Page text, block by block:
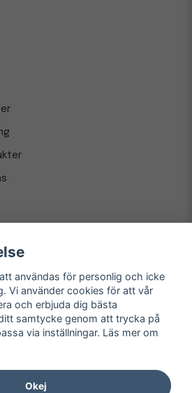
användas för personlig och icke
Vi använder cookies för att vår
och erbjuda dig bästa
samtycke genom att trycka på
via inställningar. Läs mer om
Okej